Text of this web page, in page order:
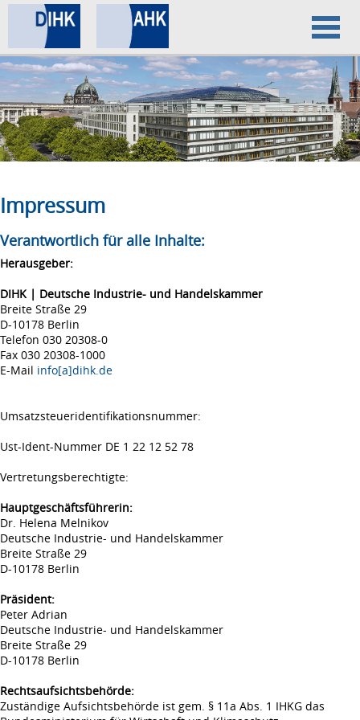
Home
Datenschutz
Impressum
Impressum
Verantwortlich für alle Inhalte:
Herausgeber:
DIHK | Deutsche Industrie- und Handelskammer
Breite Straße 29
D-10178 Berlin
Telefon 030 20308-0
Fax 030 20308-1000
E-Mail info[a]dihk.de
Umsatzsteueridentifikationsnummer:
Ust-Ident-Nummer DE 1 22 12 52 78
Vertretungsberechtigte:
Hauptgeschäftsführerin:
Dr. Helena Melnikov
Deutsche Industrie- und Handelskammer
Breite Straße 29
D-10178 Berlin
Präsident:
Peter Adrian
Deutsche Industrie- und Handelskammer
Breite Straße 29
D-10178 Berlin
Rechtsaufsichtsbehörde:
Zuständige Aufsichtsbehörde ist gem. § 11a Abs. 1 IHKG das